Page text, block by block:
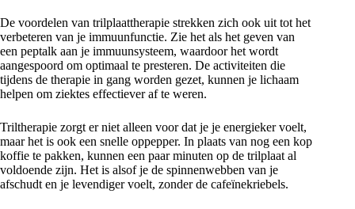
De voordelen van trilplaattherapie strekken zich ook uit tot het
verbeteren van je immuunfunctie. Zie het als het geven van
een peptalk aan je immuunsysteem, waardoor het wordt
aangespoord om optimaal te presteren. De activiteiten die
tijdens de therapie in gang worden gezet, kunnen je lichaam
helpen om ziektes effectiever af te weren.
Triltherapie zorgt er niet alleen voor dat je je energieker voelt,
maar het is ook een snelle oppepper. In plaats van nog een kop
koffie te pakken, kunnen een paar minuten op de trilplaat al
voldoende zijn. Het is alsof je de spinnenwebben van je
afschudt en je levendiger voelt, zonder de cafeïnekriebels.